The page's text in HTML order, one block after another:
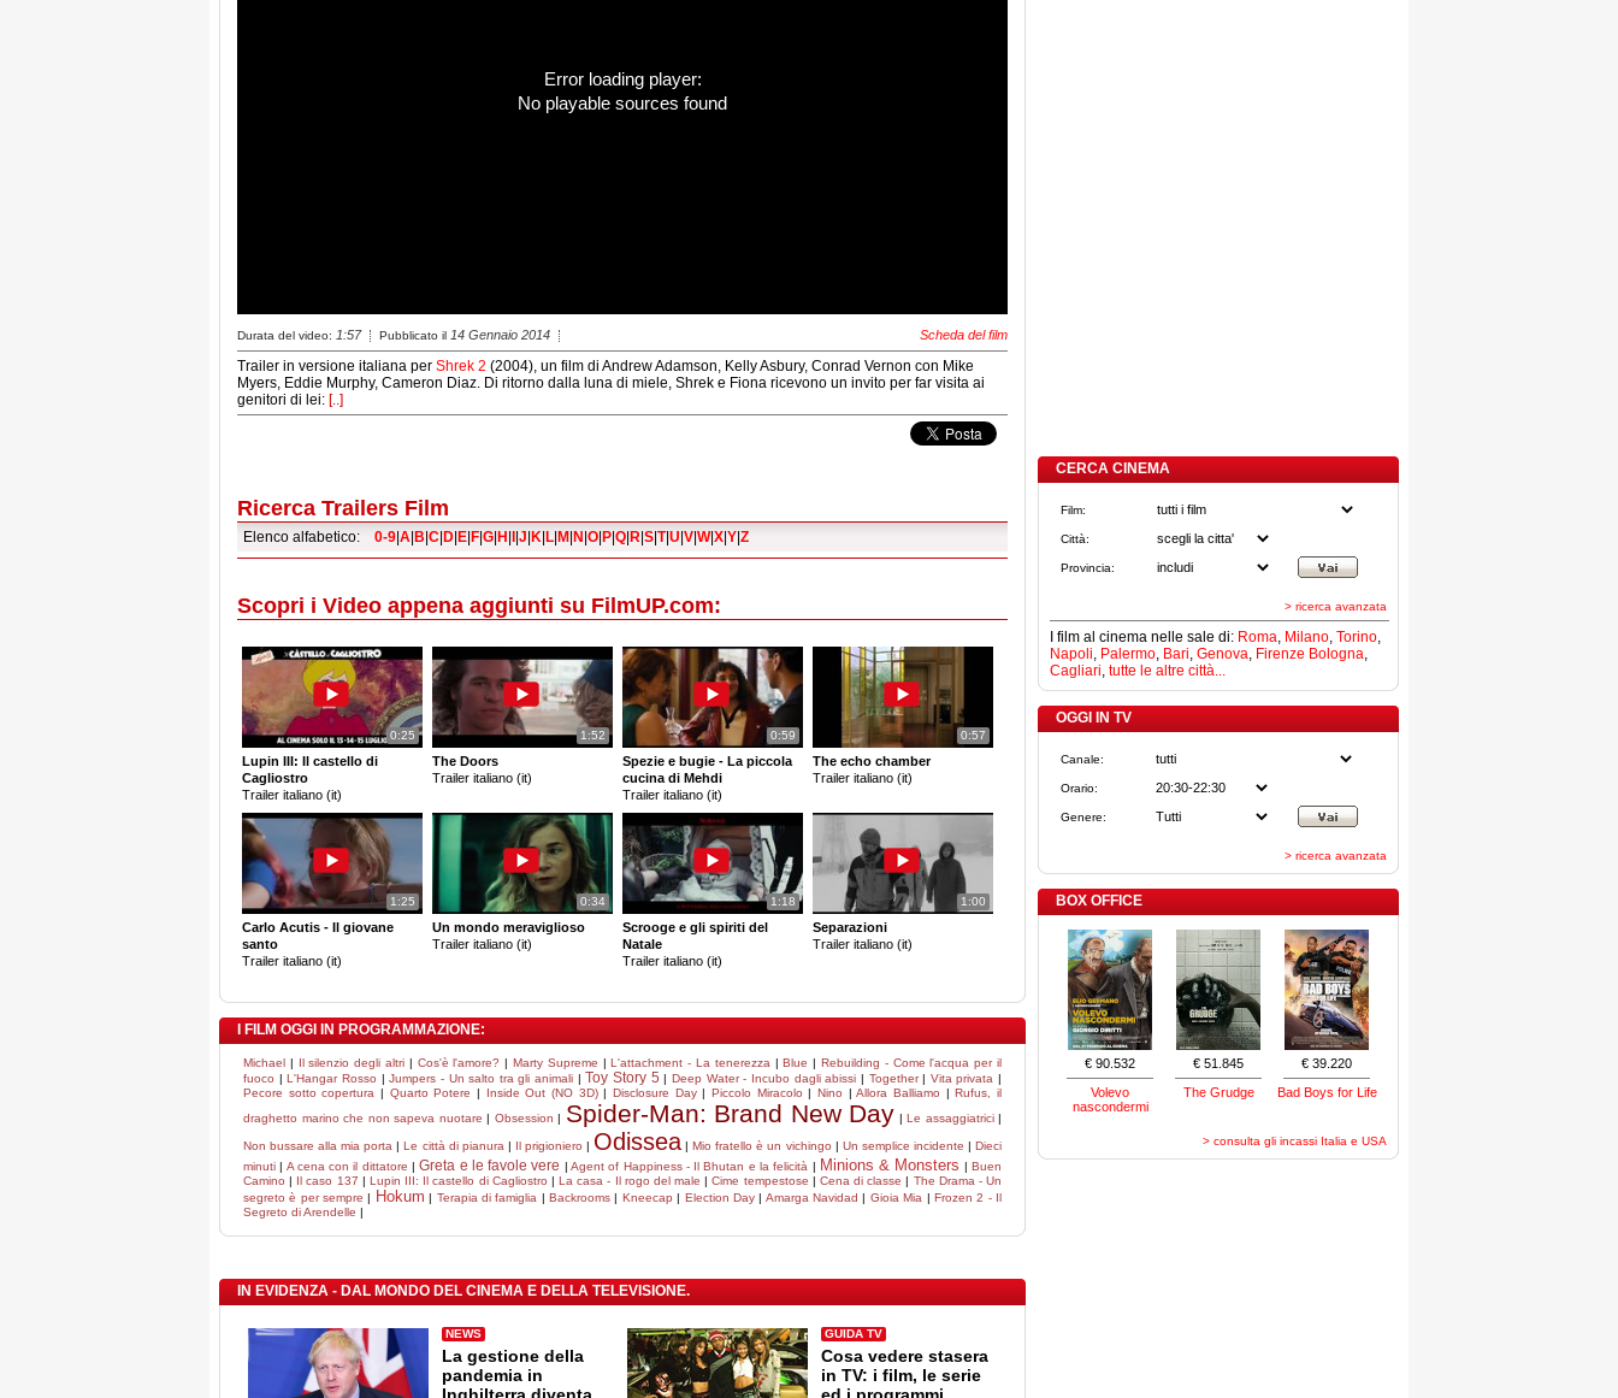
Error loading player:
No playable sources found
Durata del video: 1:57 Pubblicato il 14 Gennaio 2014 Scheda del film
Trailer in versione italiana per Shrek 2 (2004), un film di Andrew Adamson, Kelly Asbury, Conrad Vernon con Mike
Myers, Eddie Murphy, Cameron Diaz. Di ritorno dalla luna di miele, Shrek e Fiona ricevono un invito per far visita ai
genitori di lei: [..]
Ricerca Trailers Film
Elenco alfabetico: 0-9|A|B|C|D|E|F|G|H|I|J|K|L|M|N|O|P|Q|R|S|T|U|V|W|X|Y|Z
Scopri i Video appena aggiunti su FilmUP.com:
0:25
Lupin III: Il castello di
Cagliostro
Trailer italiano (it)
1:52
The Doors
Trailer italiano (it)
0:59
Spezie e bugie - La piccola
cucina di Mehdi
Trailer italiano (it)
0:57
The echo chamber
Trailer italiano (it)
1:25
Carlo Acutis - Il giovane
santo
Trailer italiano (it)
0:34
Un mondo meraviglioso
Trailer italiano (it)
1:18
Scrooge e gli spiriti del
Natale
Trailer italiano (it)
1:00
Separazioni
Trailer italiano (it)
I FILM OGGI IN PROGRAMMAZIONE:
Michael | Il silenzio degli altri | Cos'è l'amore? |Marty Supreme |L'attachment - La tenerezza |Blue |Rebuilding - Come l'acqua per il
fuoco |L'Hangar Rosso |Jumpers - Un salto tra gli animali | Toy Story 5 | Deep Water - Incubo dagli abissi | Together| Vita privata |
Pecore sotto copertura | Quarto Potere | Inside Out (NO 3D)|Disclosure Day|Piccolo Miracolo |Nino |Allora Balliamo |Rufus, il
draghetto marino che non sapeva nuotare | Obsession | Spider-Man: Brand New Day | Le assaggiatrici|
Non bussare alla mia porta |Le città di pianura | Il prigioniero | Odissea |Mio fratello è un vichingo | Un semplice incidente |Dieci
minuti | A cena con il dittatore |Greta e le favole vere |Agent of Happiness - Il Bhutan e la felicità | Minions & Monsters |Buen
Camino | Il caso 137 | Lupin III: Il castello di Cagliostro |La casa - Il rogo del male |Cime tempestose | Cena di classe | The Drama - Un
segreto è per sempre | Hokum | Terapia di famiglia |Backrooms | Kneecap | Election Day | Amarga Navidad | Gioia Mia | Frozen 2 - Il
Segreto di Arendelle |
IN EVIDENZA - DAL MONDO DEL CINEMA E DELLA TELEVISIONE.
NEWS
La gestione della
pandemia in
Inghilterra diventa
GUIDA TV
Cosa vedere stasera
in TV: i film, le serie
ed i programmi
CERCA CINEMA
Film:
Città:
Provincia:
> ricerca avanzata
I film al cinema nelle sale di: Roma, Milano, Torino,
Napoli, Palermo, Bari, Genova, Firenze Bologna,
Cagliari, tutte le altre città...
OGGI IN TV
Canale:
Orario:
Genere:
> ricerca avanzata
BOX OFFICE
€ 90.532
Volevo
nascondermi
€ 51.845
The Grudge
€ 39.220
Bad Boys for Life
> consulta gli incassi Italia e USA